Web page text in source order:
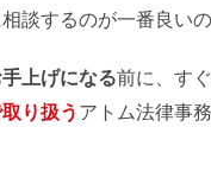
談するのが一番良い
上げになる前に、す
り扱う アトム法律事